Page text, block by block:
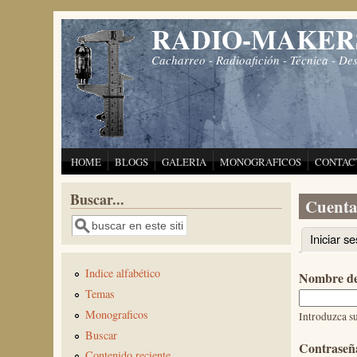
Pasar al contenido principal RADIO-
Cacharreo - Radioafición - Técnica -
HOME BLOGS GALERIA MONOGRAFICOS
Iniciar
Nombre
Introduzca
Buscar...
Buscar
Indice alfabético
Temas
Monograficos
Buscar